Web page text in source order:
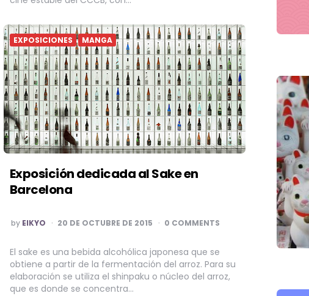
EXPOSICIONES MANGA
Exposición dedicada al Sake en
Barcelona
POSTED
BY
by EIKYO 20 DE OCTUBRE DE 2015 0 COMMENTS
El sake es una bebida alcohólica japonesa que se
obtiene a partir de la fermentación del arroz. Para su
elaboración se utiliza el shinpaku o núcleo del arroz,
que es donde se concentra…